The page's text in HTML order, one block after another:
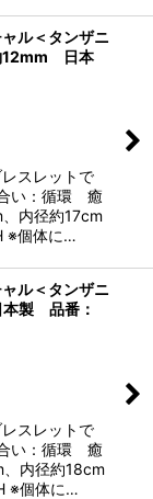
ル＜タンザニ
日本
スレットで
い：循環 癒
内径約17cm
個体に…
ル＜タンザニ
製 品番：
スレットで
い：循環 癒
内径約18cm
個体に…